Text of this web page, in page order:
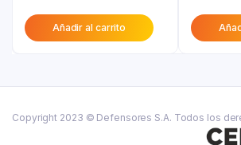
original
era:
precio
actual
Añadir al carrito
Copyright 2023 © Defensores S.A. Todos los